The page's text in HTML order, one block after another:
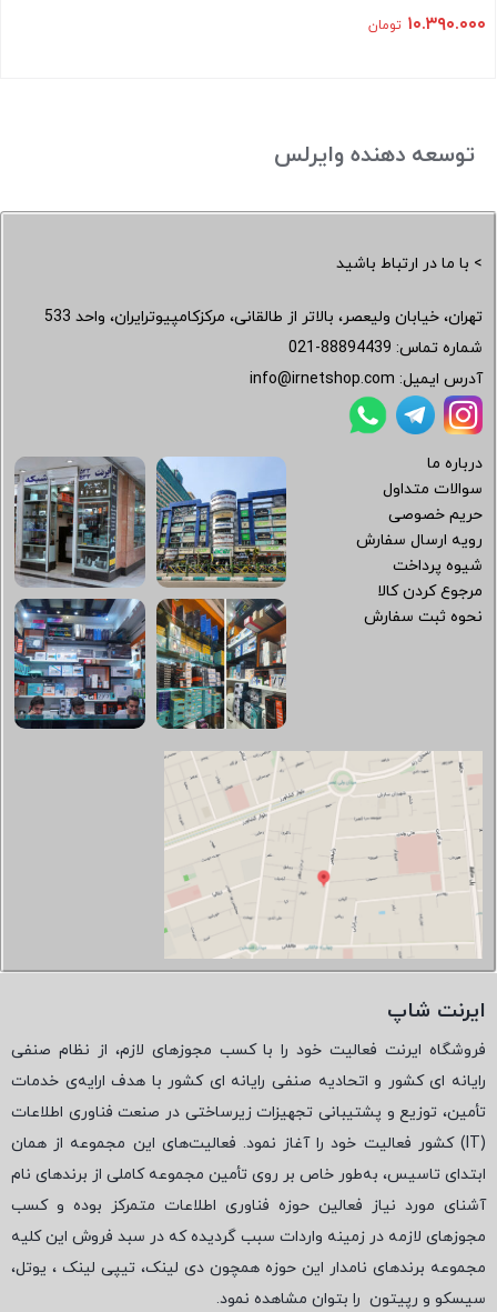
۱۰.۳۹۰.۰۰۰ تومان
توسعه دهنده وایرلس
> با ما در ارتباط باشید
تهران، خیابان ولیعصر، بالاتر از طالقانی، مرکزکامپیوترایران، واحد 533
شماره تماس: 021-88894439
آدرس ایمیل: info@irnetshop.com
درباره ما
سوالات متداول
حریم خصوصی
رویه ارسال سفارش
شیوه پرداخت
مرجوع کردن کالا
نحوه ثبت سفارش
ایرنت شاپ
فروشگاه ایرنت فعالیت خود را با کسب مجوزهای لازم، از نظام صنفی
رایانه ای کشور و اتحادیه صنفی رایانه ای کشور با هدف ارایه‌ی خدمات
تأمین، توزیع و پشتیبانی تجهیزات زیرساختی در صنعت فناوری اطلاعات
(
IT) کشور فعالیت خود را آغاز نمود. فعالیت‌های این مجموعه از همان
ابتدای تاسیس، به‌طور خاص بر روی تأمین مجموعه کاملی از برندهای نام
آشنای مورد نیاز فعالین حوزه فناوری اطلاعات متمرکز بوده و کسب
مجوزهای لازمه در زمینه واردات سبب گردیده که در سبد فروش این کلیه
مجموعه برندهای نامدار این حوزه همچون دی لینک، تیپی لینک ، یوتل،
سیسکو و رپیتون را بتوان مشاهده نمود.